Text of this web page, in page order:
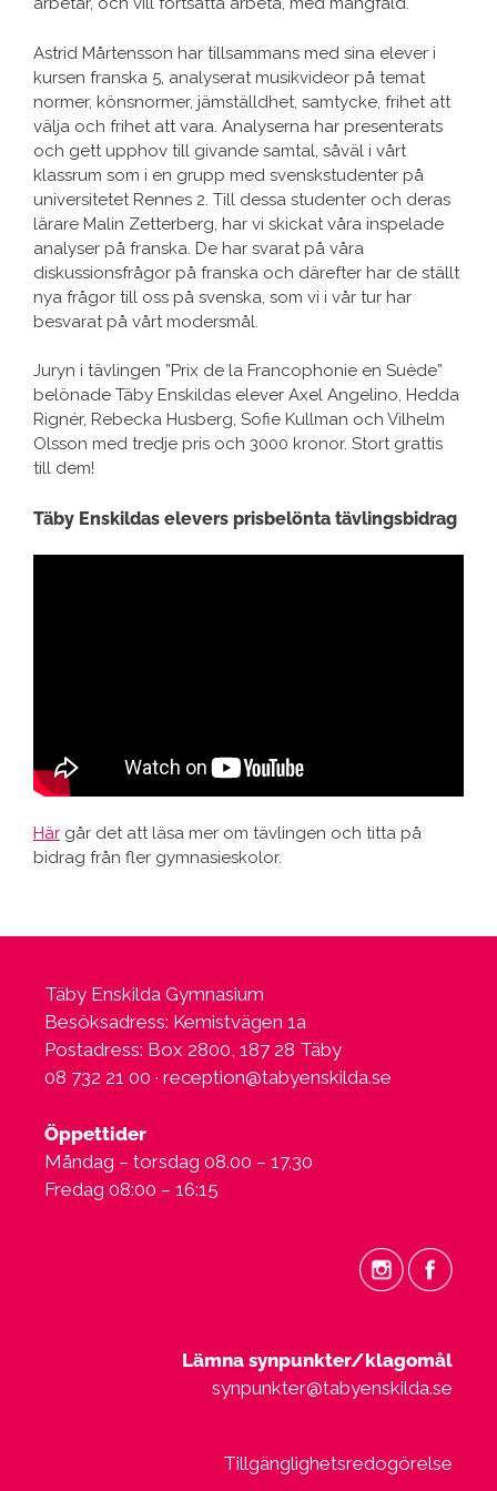
Astrid Mårtensson har tillsammans med sina elever i
kursen franska 5, analyserat musikvideor på temat
normer, könsnormer, jämställdhet, samtycke, frihet att
välja och frihet att vara. Analyserna har presenterats
och gett upphov till givande samtal, såväl i vårt
klassrum som i en grupp med svenskstudenter på
universitetet Rennes 2. Till dessa studenter och deras
lärare Malin Zetterberg, har vi skickat våra inspelade
analyser på franska. De har svarat på våra
diskussionsfrågor på franska och därefter har de ställt
nya frågor till oss på svenska, som vi i vår tur har
besvarat på vårt modersmål.
Juryn i tävlingen ”Prix de la Francophonie en Suède”
belönade Täby Enskildas elever Axel Angelino, Hedda
Rignér, Rebecka Husberg, Sofie Kullman och Vilhelm
Olsson med tredje pris och 3000 kronor. Stort grattis
till dem!
Täby Enskildas elevers prisbelönta tävlingsbidrag
Här går det att läsa mer om tävlingen och titta på
bidrag från fler gymnasieskolor.
Täby Enskilda Gymnasium
Besöksadress: Kemistvägen 1a
Postadress: Box 2800, 187 28 Täby
08 732 21 00 · reception@tabyenskilda.se
Öppettider
Måndag – torsdag 08.00 – 17.30
Fredag 08:00 – 16:15
Lämna synpunkter/klagomål
synpunkter@tabyenskilda.se
Tillgänglighetsredogörelse